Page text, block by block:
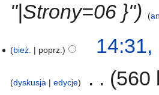
"|Strony=06 }"
bież. poprz. 14:31,
dyskusja edycje
560